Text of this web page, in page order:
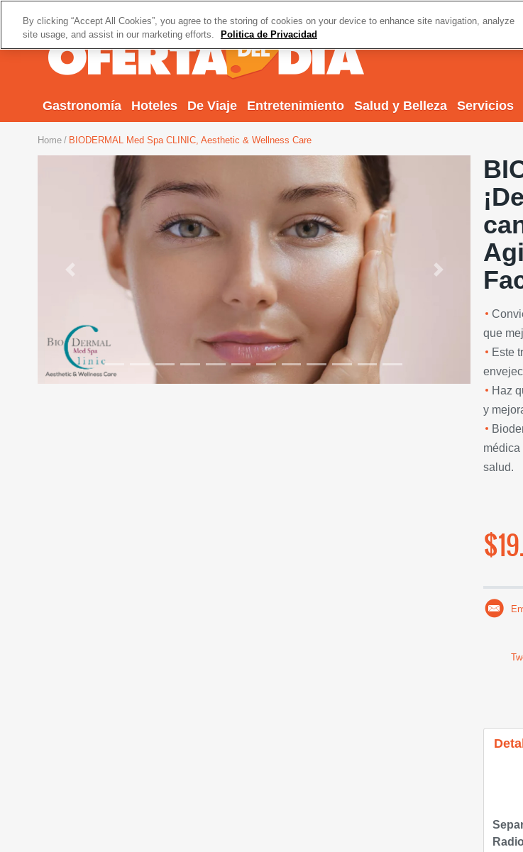
Gastronomía Hoteles De Viaje Entretenimiento Salud y Belleza Servicios
Home BIODERMAL Med Spa CLINIC, Aesthetic & Wellness Care
Previous Next
que
Este
Haz
y
salud.
By clicking “Accept All Cookies”, you agree to the storing of cookies on your device to enhance site navigation, analyze
site usage, and assist in our marketing efforts.
Politica de Privacidad